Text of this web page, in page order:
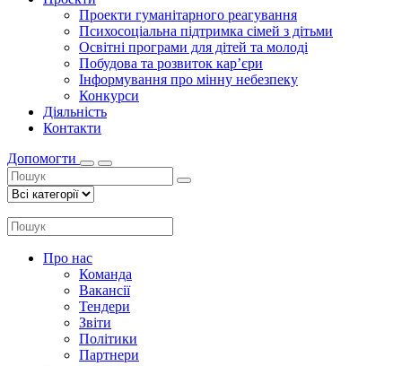
Проекти гуманітарного реагування
Психосоціальна підтримка сімей з дітьми
Освітні програми для дітей та молоді
Побудова та розвиток кар’єри
Інформування про мінну небезпеку
Конкурси
Діяльність
Контакти
Допомогти
Про нас
Команда
Вакансії
Тендери
Звіти
Політики
Партнери